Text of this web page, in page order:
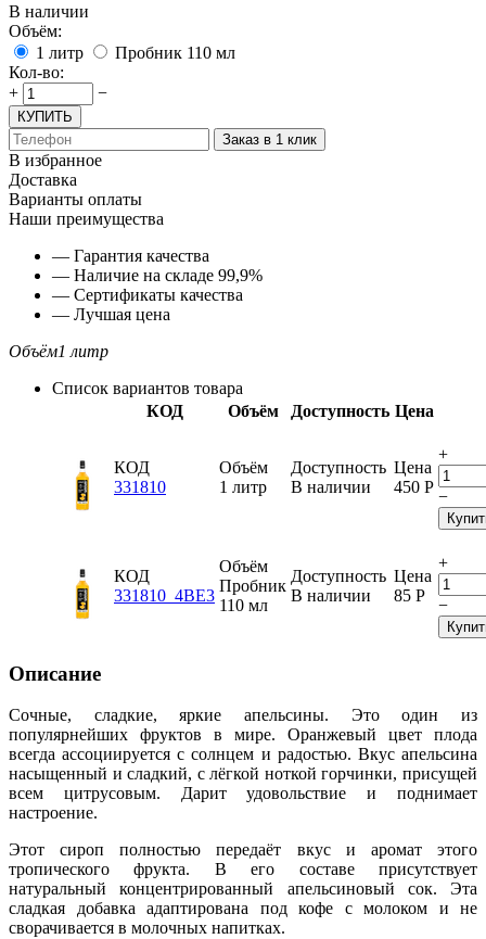
В наличии
Объём:
1 литр
Пробник 110 мл
Кол-во:
+
−
КУПИТЬ
Заказ в 1 клик
В избранное
Доставка
Варианты оплаты
Наши преимущества
— Гарантия качества
— Наличие на складе 99,9%
— Сертификаты качества
— Лучшая цена
Объём1 литр
Список вариантов товара
КОД
Объём Доступность Цена
КОД
331810
Объём
1 литр
Доступность
В наличии
Цена
450 Р
+
−
КОД
331810_4BE3
Объём
Пробник
110 мл
Доступность
В наличии
Цена
85 Р
+
−
Описание
Сочные, сладкие, яркие апельсины. Это один из
популярнейших фруктов в мире. Оранжевый цвет плода
всегда ассоциируется с солнцем и радостью. Вкус апельсина
насыщенный и сладкий, с лёгкой ноткой горчинки, присущей
всем цитрусовым. Дарит удовольствие и поднимает
настроение.
Этот сироп полностью передаёт вкус и аромат этого
тропического фрукта. В его составе присутствует
натуральный концентрированный апельсиновый сок. Эта
сладкая добавка адаптирована под кофе с молоком и не
сворачивается в молочных напитках.